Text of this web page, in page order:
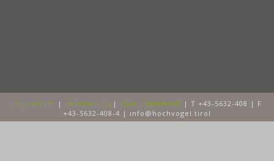
Impressum | Datenschutz | Hotelreglement | T +43-5632-408 | F
+43-5632-408-4 | info@hochvogel.tirol